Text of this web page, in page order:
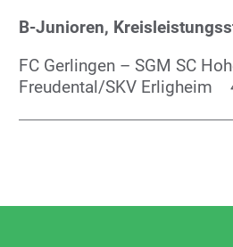
B-Junioren,
FC Gerlingen – SGM SC
Freudental/SKV Erligheim